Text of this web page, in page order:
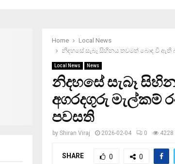
Home
Local News
නිදහසේ සැබෑ සිහිනය තවමත් බොඳ වී ඇති
Local News News
නිදහසේ සැබෑ
අගරදගුරු මැල්කම්
පවසති
by Shiran Viraj 2026-02-04 0 4228
SHARE 0 0